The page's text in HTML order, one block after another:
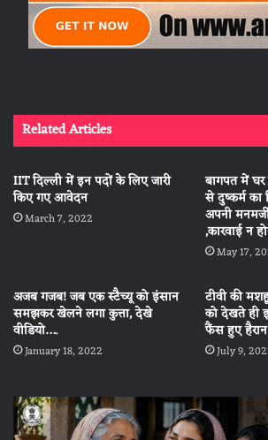
Related Articles
IIT दिल्ली में इन पदों के लिए जारी
किए गए आवेदन
March 7, 2022
बागपत में
से दुष्कर्म का
अपनी
,कारवाई न
May 17,
अजब गजब! जब एक स्टैच्यू को इंसान
समझकर खेलने लगा कुत्ता, देखे
वीडियो….
January 18, 2022
टीवी की
को देखते ही
फैंस हुए हैरान
July 9,